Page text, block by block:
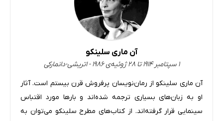
فصل دوم - بخش چهارم - قسمت اول
فصل دوم - بخش چهارم - قسمت دوم
فصل دوم - بخش پنجم - قسمت اول
28 دقیقه فصل دوم - بخش ششم - قسمت اول
آن ماری سلینکو
۱ سپتامبر ۱۹۱۴ تا ۲۸ ژوئیه‌ی ۱۹۸۶ - اتریشی-دانمارکی
آن ماری سلینکو از رمان‌نویسان پرفروش قرن بیستم است. آثار
او به زبان‌های بسیاری ترجمه شده‌اند و بارها مورد اقتباس
سینمایی قرار گرفته‌اند. از کتاب‌های مطرح سلینکو می‌توان به